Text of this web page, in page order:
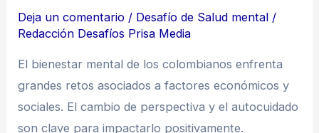
Deja un comentario / Desafío de Salud mental /
Redacción Desafíos Prisa Media
El bienestar mental de los colombianos enfrenta
grandes retos asociados a factores económicos y
sociales. El cambio de perspectiva y el autocuidado
son clave para impactarlo positivamente.
paradigma